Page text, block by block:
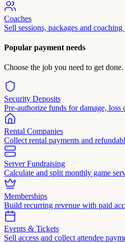
Coaches
Sell sessions, packages and coaching
Popular payment needs
Choose the job you need to get done.
Security Deposits
Pre-authorize funds for damage, loss
Rental Companies
Collect rental payments and
Server Fundraising
Calculate and split monthly game
Memberships
Build recurring revenue with paid
Events & Tickets
Sell access and collect attendee